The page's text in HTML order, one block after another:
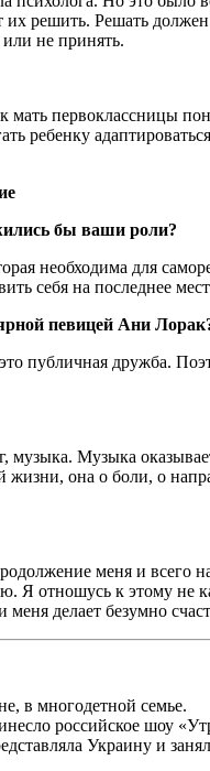
их решить. Решать
не принять.
первоклассницы
ребенку
бы ваши роли?
необходима для
себя на последнее
певицей Ани
публичная дружба.
музыка. Музыка
жизни, она о боли, о
меня и всего
Я отношусь к этому не
делает безумно
в многодетной семье.
российское шоу
Украину и